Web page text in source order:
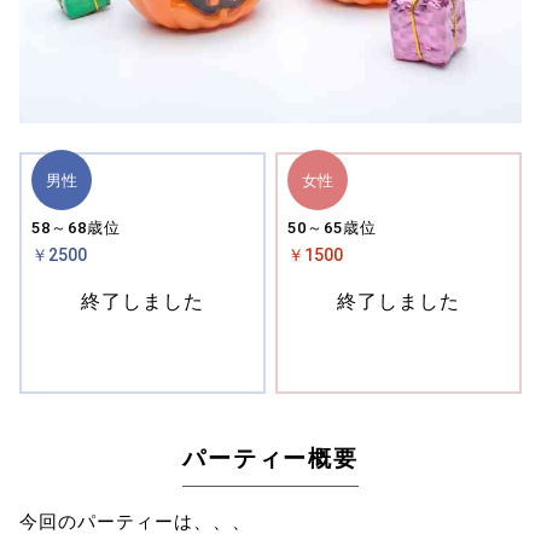
男性
58～68歳位
￥2500
終了しました
女性
50～65歳位
￥1500
終了しました
パーティー概要
今回のパーティーは、、、